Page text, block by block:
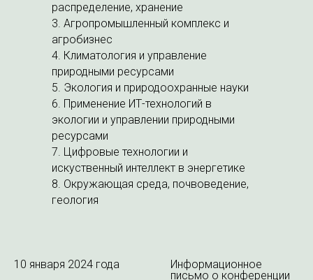
распределение, хранение
3. Агропромышленный комплекс и
агробизнес
4. Климатология и управление
природными ресурсами
5. Экология и природоохранные науки
6. Применение ИТ-технологий в
экологии и управлении природными
ресурсами
7. Цифровые технологии и
искуственный интеллект в энергетике
8. Окружающая среда, почвоведение,
геология
10 января 2024 года
Информационное
письмо о конференции